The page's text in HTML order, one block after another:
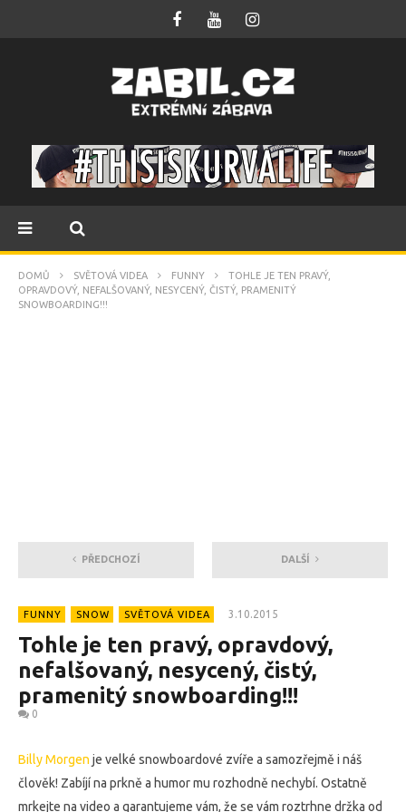
DOMŮ SVĚTOVÁ VIDEA FUNNY
TOHLE JE TEN PRAVÝ,
OPRAVDOVÝ, NEFALŠOVANÝ, NESYCENÝ, ČISTÝ, PRAMENITÝ
SNOWBOARDING!!!
PŘEDCHOZÍ DALŠÍ
FUNNY SNOW SVĚTOVÁ VIDEA 3.10.2015
Tohle je ten pravý, opravdový,
nefalšovaný, nesycený, čistý,
pramenitý snowboarding!!!
0
Billy Morgen je velké snowboardové zvíře a samozřejmě i náš
člověk! Zabíjí na prkně a humor mu rozhodně nechybí. Ostatně
mrkejte na video a garantujeme vám, že se vám roztrhne držka od